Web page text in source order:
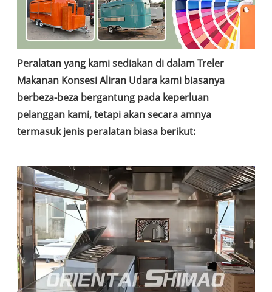
Peralatan yang kami sediakan di dalam Treler
Makanan Konsesi Aliran Udara kami biasanya
berbeza-beza bergantung pada keperluan
pelanggan kami, tetapi akan secara amnya
termasuk jenis peralatan biasa berikut: